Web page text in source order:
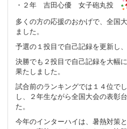
・２年 吉田心優 女子砲丸投
多くの方の応援のおかげで、全国
ました。
予選の１投目で自己記録を更新し、
決勝でも２投目で自己記録を大幅
果たしました。
試合前のランキングでは１４位で
し、２年生ながら全国大会の表彰
た。
今年のインターハイは、暑熱対策